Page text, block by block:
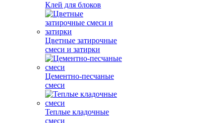
Клей для блоков
Цветные затирочные
смеси и затирки
Цементно-песчаные
смеси
Теплые кладочные
смеси